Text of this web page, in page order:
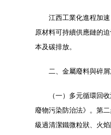
江西工業化進程加
原材料可持續供應鏈的
本及碳排放。
二、金屬廢料與碎
（一）多元循環回
廢物污染防治法》。第
級過清潔鐵微粒狀、火